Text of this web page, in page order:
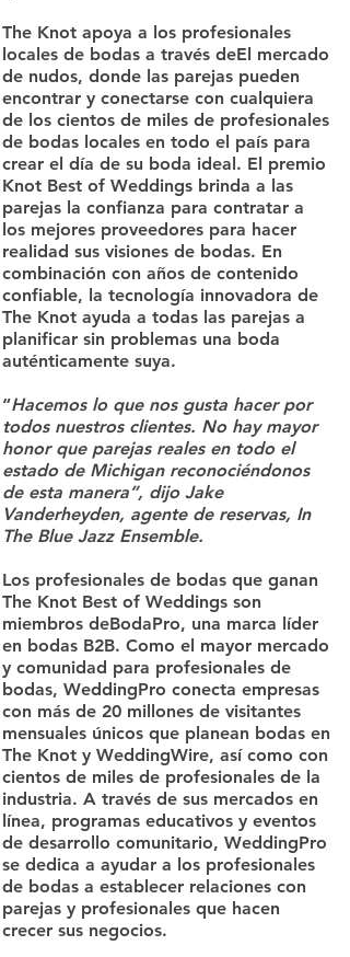
The Knot apoya a los profesionales
locales de bodas a través deEl mercado
de nudos, donde las parejas pueden
encontrar y conectarse con cualquiera
de los cientos de miles de profesionales
de bodas locales en todo el país para
crear el día de su boda ideal. El premio
Knot Best of Weddings brinda a las
parejas la confianza para contratar a
los mejores proveedores para hacer
realidad sus visiones de bodas. En
combinación con años de contenido
confiable, la tecnología innovadora de
The Knot ayuda a todas las parejas a
planificar sin problemas una boda
auténticamente suya.
“Hacemos lo que nos gusta hacer por
todos nuestros clientes. No hay mayor
honor que parejas reales en todo el
estado de Michigan reconociéndonos
de esta manera”, dijo Jake
Vanderheyden, agente de reservas, In
The Blue Jazz Ensemble.
Los profesionales de bodas que ganan
The Knot Best of Weddings son
miembros deBodaPro, una marca líder
en bodas B2B. Como el mayor mercado
y comunidad para profesionales de
bodas, WeddingPro conecta empresas
con más de 20 millones de visitantes
mensuales únicos que planean bodas en
The Knot y WeddingWire, así como con
cientos de miles de profesionales de la
industria. A través de sus mercados en
línea, programas educativos y eventos
de desarrollo comunitario, WeddingPro
se dedica a ayudar a los profesionales
de bodas a establecer relaciones con
parejas y profesionales que hacen
crecer sus negocios.